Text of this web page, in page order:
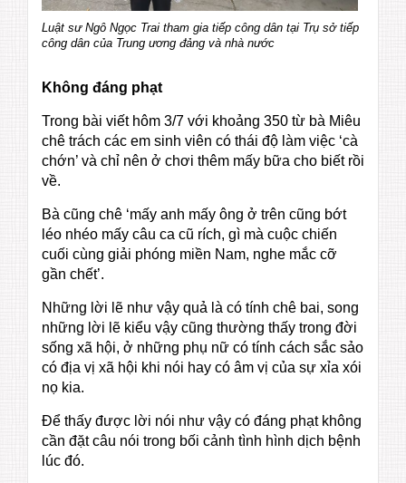
Luật sư Ngô Ngọc Trai tham gia tiếp công dân tại Trụ sở tiếp
công dân của Trung ương đảng và nhà nước
Không đáng phạt
Trong bài viết hôm 3/7 với khoảng 350 từ bà Miêu
chê trách các em sinh viên có thái độ làm việc ‘cà
chớn’ và chỉ nên ở chơi thêm mấy bữa cho biết rồi
về.
Bà cũng chê ‘mấy anh mấy ông ở trên cũng bớt
léo nhéo mấy câu ca cũ rích, gì mà cuộc chiến
cuối cùng giải phóng miền Nam, nghe mắc cỡ
gần chết’.
Những lời lẽ như vậy quả là có tính chê bai, song
những lời lẽ kiểu vậy cũng thường thấy trong đời
sống xã hội, ở những phụ nữ có tính cách sắc sảo
có địa vị xã hội khi nói hay có âm vị của sự xỉa xói
nọ kia.
Để thấy được lời nói như vậy có đáng phạt không
cần đặt câu nói trong bối cảnh tình hình dịch bệnh
lúc đó.